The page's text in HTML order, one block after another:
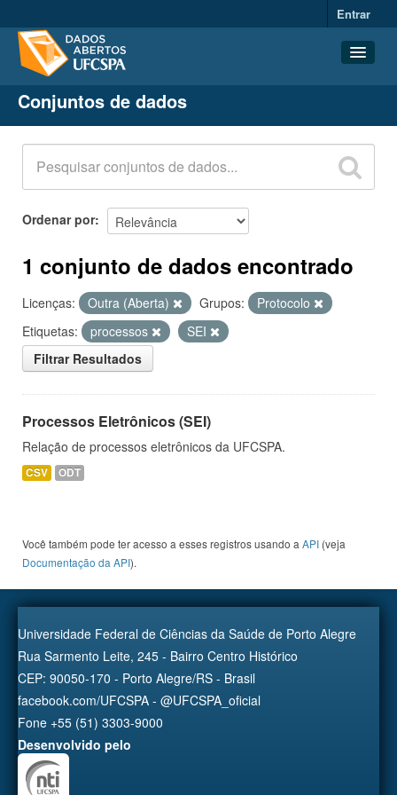
Entrar
Conjuntos de dados
Organizações
Grupos
Sobre
Conjuntos de dados
Ordenar por
1 conjunto de dados encontrado
Licenças: Outra (Aberta) Grupos:
Protocolo
Etiquetas:
processos
SEI
Filtrar Resultados
Processos Eletrônicos (SEI)
Relação de processos eletrônicos da UFCSPA.
CSV ODT
Você também pode ter acesso a esses registros usando a API (veja
Documentação da API).
Universidade Federal de Ciências da Saúde de Porto Alegre
Rua Sarmento Leite, 245 - Bairro Centro Histórico
CEP: 90050-170 - Porto Alegre/RS - Brasil
facebook.com/UFCSPA - @UFCSPA_oficial
Fone +55 (51) 3303-9000
Desenvolvido pelo